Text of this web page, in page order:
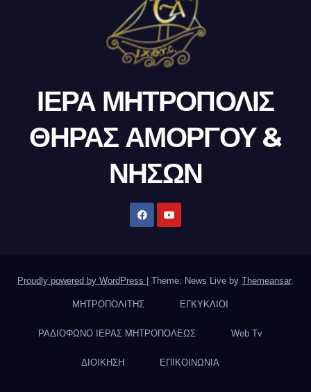
ΙΕΡΑ ΜΗΤΡΟΠΟΛΙΣ
ΘΗΡΑΣ ΑΜΟΡΓΟΥ &
ΝΗΣΩΝ
Proudly powered by WordPress Theme: News Live by Themeansar.
ΜΗΤΡΟΠΟΛΙΤΗΣ ΕΓΚΥΚΛΙΟΙ
ΡΑΔΙΟΦΩΝΟ ΙΕΡΑΣ ΜΗΤΡΟΠΟΛΕΩΣ Web Tv
ΔΙΟΙΚΗΣΗ ΕΠΙΚΟΙΝΩΝΙΑ